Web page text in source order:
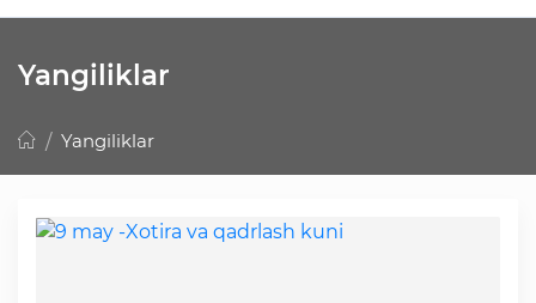
Faoliyat
Yangiliklar
Yangiliklar